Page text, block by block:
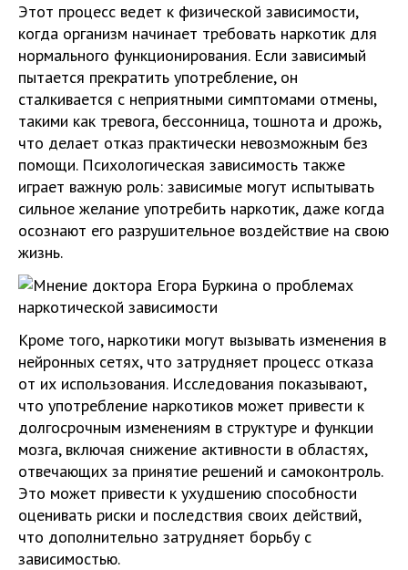
Этот процесс ведет к физической зависимости,
когда организм начинает требовать наркотик для
нормального функционирования. Если зависимый
пытается прекратить употребление, он
сталкивается с неприятными симптомами отмены,
такими как тревога, бессонница, тошнота и дрожь,
что делает отказ практически невозможным без
помощи. Психологическая зависимость также
играет важную роль: зависимые могут испытывать
сильное желание употребить наркотик, даже когда
осознают его разрушительное воздействие на свою
жизнь.
Кроме того, наркотики могут вызывать изменения в
нейронных сетях, что затрудняет процесс отказа
от их использования. Исследования показывают,
что употребление наркотиков может привести к
долгосрочным изменениям в структуре и функции
мозга, включая снижение активности в областях,
отвечающих за принятие решений и самоконтроль.
Это может привести к ухудшению способности
оценивать риски и последствия своих действий,
что дополнительно затрудняет борьбу с
зависимостью.